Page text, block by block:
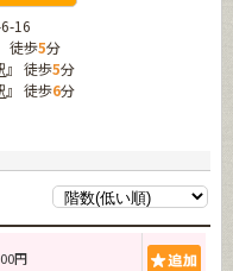
16
徒歩5分
』 徒歩5分
』 徒歩6分
円